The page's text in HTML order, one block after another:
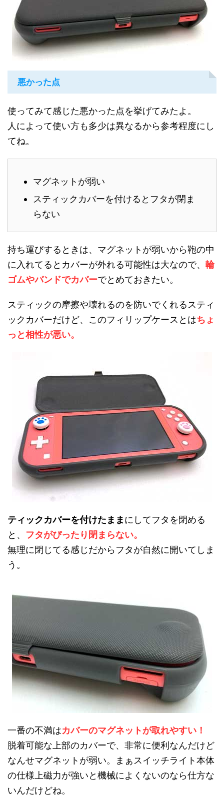
悪かった点
使ってみて感じた悪かった点を挙げてみたよ。
人によって使い方も多少は異なるから参考程度にし
てね。
マグネットが弱い
スティックカバーを付けるとフタが閉ま
らない
持ち運びするときは、マグネットが弱いから鞄の中
に入れてるとカバーが外れる可能性は大なので、 輪
ゴムやバンドでカバーでとめておきたい。
スティックの摩擦や壊れるのを防いでくれるスティ
ックカバーだけど、このフィリップケースとはちょ
っと相性が悪い。
ティックカバーを付けたままにしてフタを閉める
と、 フタがぴったり閉まらない。
無理に閉じてる感じだからフタが自然に開いてしま
う。
一番の不満はカバーのマグネットが取れやすい！
脱着可能な上部のカバーで、非常に便利なんだけど
なんせマグネットが弱い。まぁスイッチライト本体
の仕様上磁力が強いと機械によくないのなら仕方な
いんだけどね。